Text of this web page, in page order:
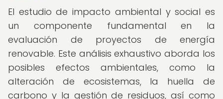
El estudio de impacto ambiental y social es
un componente fundamental en la
evaluación de proyectos de energía
renovable. Este análisis exhaustivo aborda los
posibles efectos ambientales, como la
alteración de ecosistemas, la huella de
carbono y la gestión de residuos, así como